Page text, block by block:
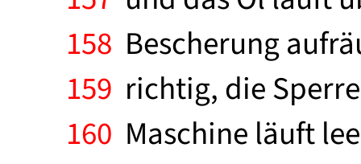
158 Bescherung
159 richtig, die
160 Maschine läuft